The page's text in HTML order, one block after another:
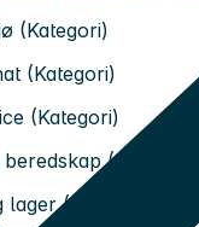
(Kategori)
(Kategori)
(Kategori)
(Kategori)
(Kategori)